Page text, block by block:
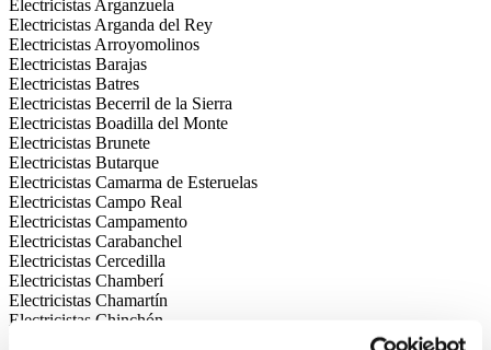
Electricistas Arganzuela
Electricistas Arganda del Rey
Electricistas Arroyomolinos
Electricistas Barajas
Electricistas Batres
Electricistas Becerril de la Sierra
Electricistas Boadilla del Monte
Electricistas Brunete
Electricistas Butarque
Electricistas Camarma de Esteruelas
Electricistas Campo Real
Electricistas Campamento
Electricistas Carabanchel
Electricistas Cercedilla
Electricistas Chamberí
Electricistas Chamartín
Electricistas Chinchón